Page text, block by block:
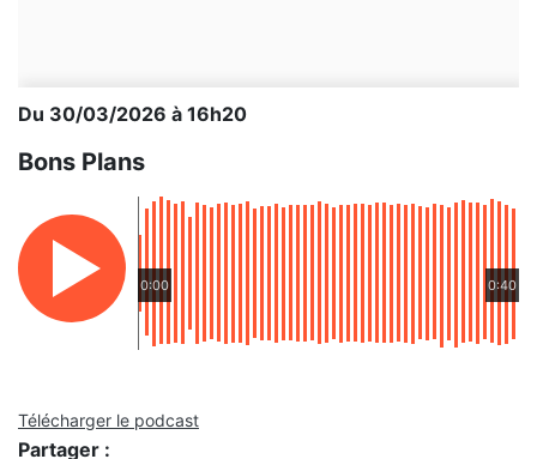
Du 30/03/2026 à 16h20
Bons Plans
0:00 0:40
Télécharger le podcast
Partager :